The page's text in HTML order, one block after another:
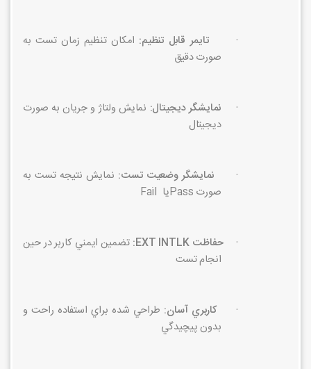
· تايمر قابل تنظيم: امكان تنظيم زمان تست به
صورت دقيق
· نمايشگر ديجيتال: نمايش ولتاژ و جريان به صورت
ديجيتال
· نمايشگر وضعيت تست: نمايش نتيجه تست به
صورت Passيا Fail
· حفاظتEXT INTLK
:تضمين ايمني كاربر در حين
انجام تست
· كاربري آسان: طراحي شده براي استفاده راحت و
بدون پيچيدگي